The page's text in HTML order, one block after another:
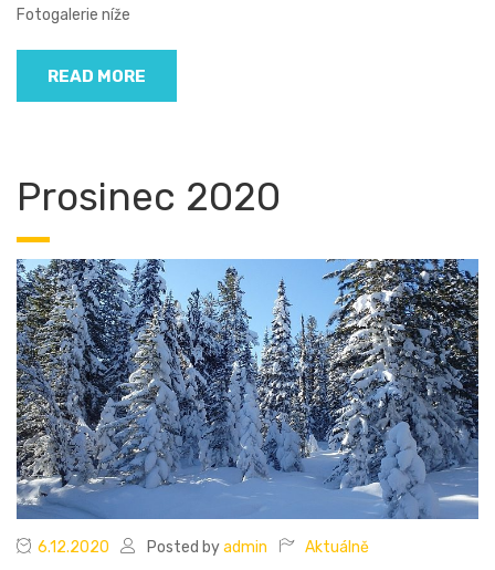
Fotogalerie níže
READ MORE
Prosinec 2020
6.12.2020 Posted byadmin Aktuálně